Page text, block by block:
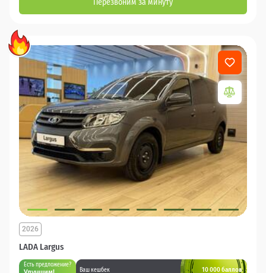
Перезвоним за минуту
LADA Largus
2026
Есть предложение?
Ваш кешбек 10 000 баллов